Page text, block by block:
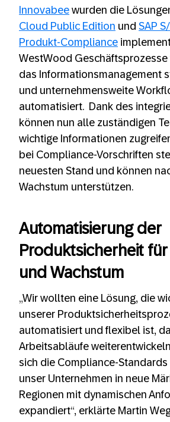
Innovabee wurden die
Cloud Public Edition und SAP
Produkt-Compliance
WestWood
das Informationsmanagement
und unternehmensweite
automatisiert. Dank des
können nun alle zuständigen
wichtige Informationen
bei Compliance-Vorschriften
neuesten Stand und können
Wachstum unterstützen.
Automatisierung der
Produktsicherheit
und Wachstum
„Wir wollten eine Lösung, die
unserer
automatisiert und flexibel ist,
Arbeitsabläufe
sich die Compliance-
unser Unternehmen in neue
Regionen mit dynamischen
expandiert“, erklärte Martin